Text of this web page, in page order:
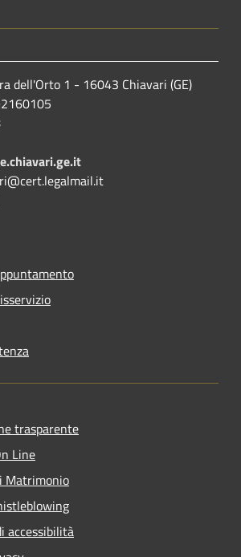
dell'Orto 1 - 16043 Chiavari (GE)
trasparente
Line
Matrimonio
accessibilità